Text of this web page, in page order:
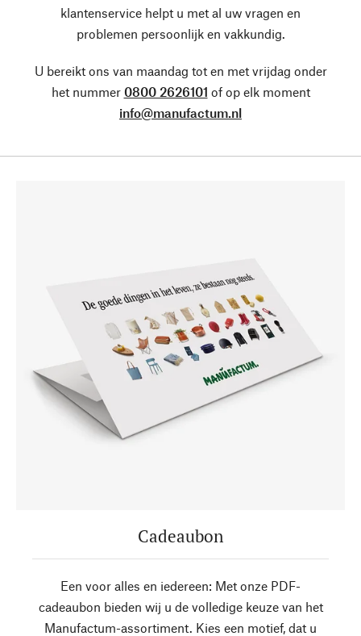
klantenservice helpt u met al uw vragen en
problemen persoonlijk en vakkundig.
U bereikt ons van maandag tot en met vrijdag onder
het nummer 0800 2626101 of op elk moment
info@manufactum.nl
Cadeaubon
Een voor alles en iedereen: Met onze PDF-
cadeaubon bieden wij u de volledige keuze van het
Manufactum-assortiment. Kies een motief, dat u